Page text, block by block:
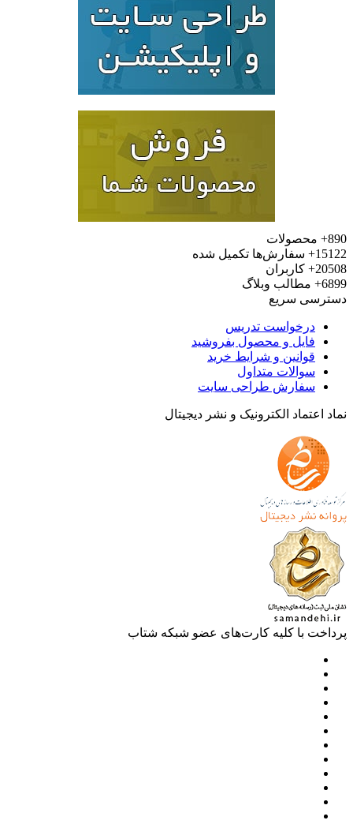
محصولات
سفارش‌ها تکمیل شده
کاربران
مطالب وبلاگ
سریع
درخواست تدریس
فایل و محصول بفروشید
قوانین و شرایط خرید
سوالات متداول
سفارش طراحی سایت
اعتماد الکترونیک و نشر دیجیتال
با کلیه کارت‌های عضو شبکه شتاب